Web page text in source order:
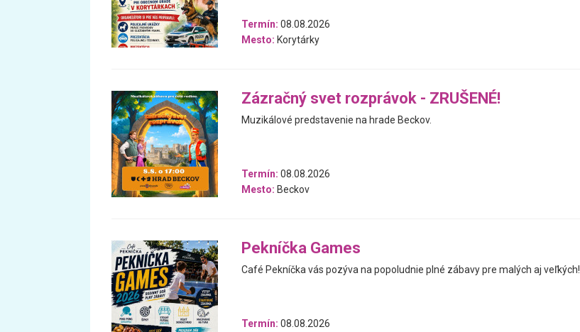
Termín: 08.08.2026
Mesto: Korytárky
Zázračný svet rozprávok - ZRUŠENÉ!
Muzikálové predstavenie na hrade Beckov.
Termín: 08.08.2026
Mesto: Beckov
Pekníčka Games
Café Pekníčka vás pozýva na popoludnie plné zábavy pre malých aj veľkých!
Termín: 08.08.2026